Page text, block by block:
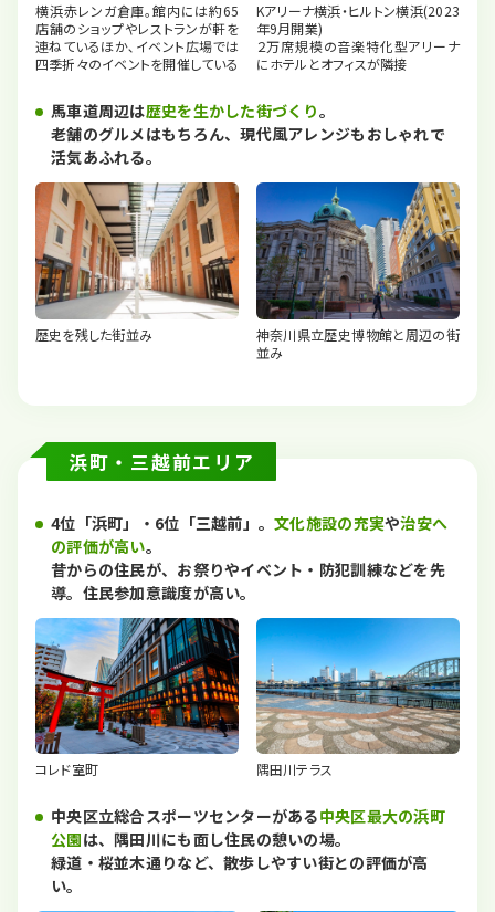
横浜赤レンガ倉庫｡館内には約65
店舗のショップやレストランが軒を
連ねているほか､イベント広場では
四季折々のイベントを開催している
Kアリーナ横浜・ヒルトン横浜(2023
年9月開業)
２万席規模の音楽特化型アリーナ
にホテルとオフィスが隣接
馬車道周辺は歴史を生かした街づくり。
老舗のグルメはもちろん、現代風アレンジもおしゃれで
活気あふれる。
歴史を残した街並み
神奈川県立歴史博物館と周辺の街
並み
浜町・三越前エリア
4位「浜町」・6位「三越前」。文化施設の充実や治安へ
の評価が高い。
昔からの住民が、お祭りやイベント・防犯訓練などを先
導。住民参加意識度が高い。
コレド室町 隅田川テラス
中央区立総合スポーツセンターがある中央区最大の浜町
公園は、隅田川にも面し住民の憩いの場。
緑道・桜並木通りなど、散歩しやすい街との評価が高
い。